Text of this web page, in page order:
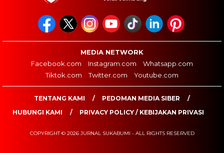
MEDIA NETWORK
Facebook.com
Instagram.com
Whatsapp.com
Tiktok.com
Twitter.com Youtube.com
TENTANG KAMI
PEDOMAN MEDIA SIBER
HUBUNGI KAMI
PRIVACY POLICY / KEBIJAKAN PRIVASI
COPYRIGHT © 2026 JURNAL SUKABUMI - ALL RIGHTS RESERVED